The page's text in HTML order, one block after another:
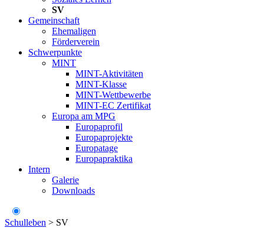
SV
Gemeinschaft
Ehemaligen
Förderverein
Schwerpunkte
MINT
MINT-Aktivitäten
MINT-Klasse
MINT-Wettbewerbe
MINT-EC Zertifikat
Europa am MPG
Europaprofil
Europaprojekte
Europatage
Europapraktika
Intern
Galerie
Downloads
Schulleben > SV